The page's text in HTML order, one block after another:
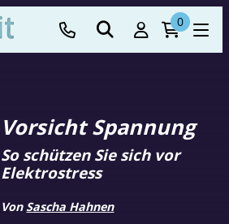
0
Vorsicht Spannung
So schützen Sie sich vor
Elektrostress
Von Sascha Hahnen